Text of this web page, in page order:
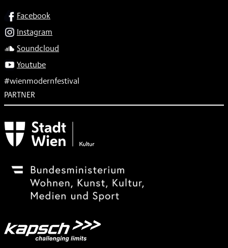
SOCIALFacebook
Instagram
Soundcloud
Youtube
#wienmodernfestival
PARTNER
Subventionsgeber